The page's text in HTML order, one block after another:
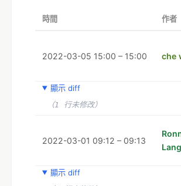
時間 作者
2022-03-05 15:00 – 15:00 che
顯示 diff
（1 行未修改）
2022-03-01 09:12 – 09:13
Lang
顯示 diff